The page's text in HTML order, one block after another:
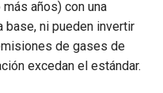
años) con una
base, ni pueden invertir
de gases de
excedan el estándar.